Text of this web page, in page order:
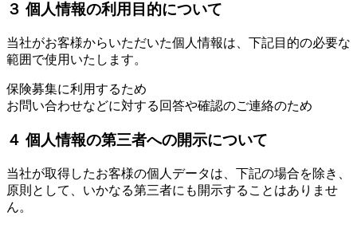
３ 個人情報の利用目的について
当社がお客様からいただいた個人情報は、下記目的の必要な
範囲で使用いたします。
保険募集に利用するため
お問い合わせなどに対する回答や確認のご連絡のため
４ 個人情報の第三者への開示について
当社が取得したお客様の個人データは、下記の場合を除き、
原則として、いかなる第三者にも開示することはありませ
ん。